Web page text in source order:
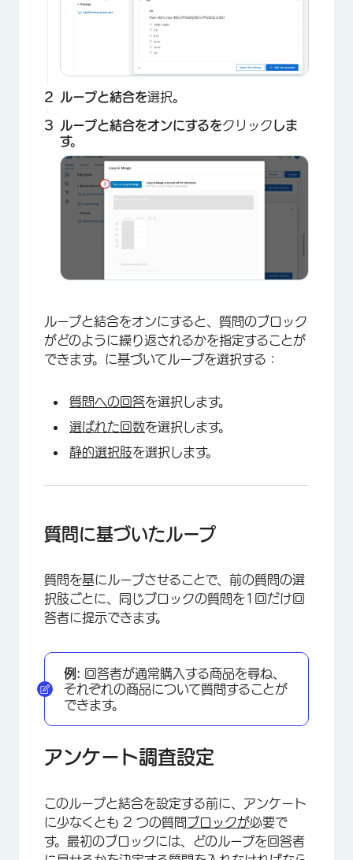
ループと結合を選択。
ループと結合をオンにするをクリックしま
す。
ループと結合をオンにすると、質問のブロック
がどのように繰り返されるかを指定することが
できます。に基づいてループを選択する：
質問への回答を選択します。
選ばれた回数を選択します。
静的選択肢を選択します。
質問に基づいたループ
質問を基にループさせることで、前の質問の選
択肢ごとに、同じブロックの質問を1回だけ回
答者に提示できます。
例: 回答者が通常購入する商品を尋ね、
それぞれの商品について質問することが
できます。
アンケート調査設定
このループと結合を設定する前に、アンケート
に少なくとも 2 つの質問ブロックが必要で
す。最初のブロックには、どのループを回答者